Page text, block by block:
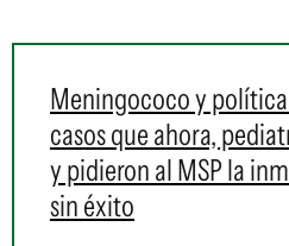
Meningococo y
casos que ahora,
y pidieron al MSP la
sin éxito